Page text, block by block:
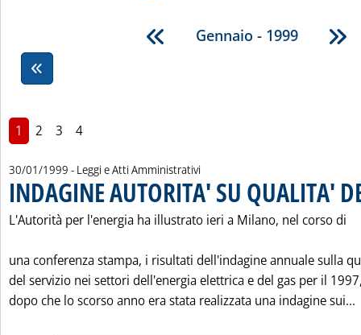
Gennaio - 1999
1 2 3 4
30/01/1999 - Leggi e Atti Amministrativi
INDAGINE AUTORITA' SU QUALITA'
L'Autorità per l'energia ha illustrato ieri a Milano, nel corso di
una conferenza stampa, i risultati dell'indagine annuale sulla
del servizio nei settori dell'energia elettrica e del gas per il
dopo che lo scorso anno era stata realizzata una indagine sui...